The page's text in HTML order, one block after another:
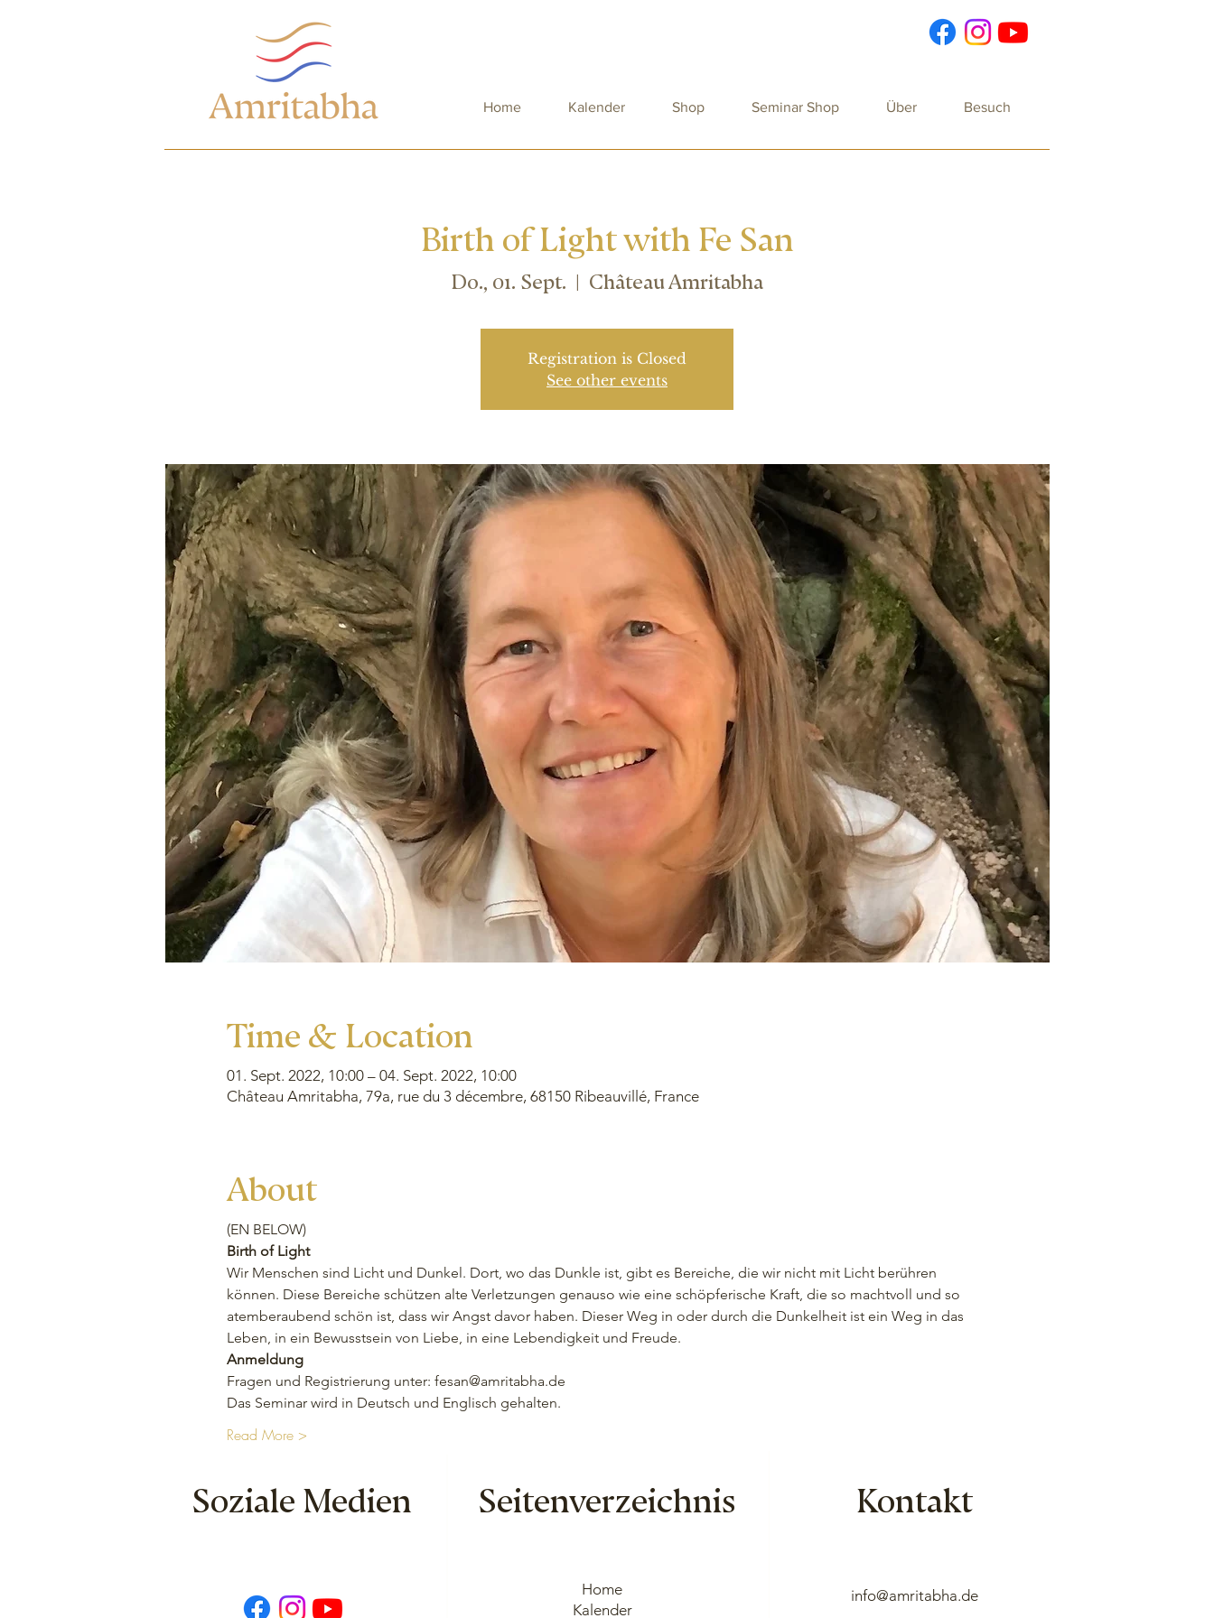
Home Kalender Shop Seminar Shop Über Besuch
Birth of Light with Fe San
Do., 01. Sept.
  |
Château Amritabha
Registration is Closed
See other events
Time & Location
01. Sept. 2022, 10:00 – 04. Sept. 2022, 10:00
Château Amritabha, 79a, rue du 3 décembre, 68150 Ribeauvillé, France
About
(EN BELOW)
Birth of Light
Wir Menschen sind Licht und Dunkel. Dort, wo das Dunkle ist, gibt es Bereiche, die wir nicht mit Licht berühren
können. Diese Bereiche schützen alte Verletzungen genauso wie eine schöpferische Kraft, die so machtvoll und so
atemberaubend schön ist, dass wir Angst davor haben. Dieser Weg in oder durch die Dunkelheit ist ein Weg in das
Leben, in ein Bewusstsein von Liebe, in eine Lebendigkeit und Freude.
Anmeldung
Fragen und Registrierung unter: fesan@amritabha.de
Das Seminar wird in Deutsch und Englisch gehalten.
Read More >
Seitenverzeichnis
Soziale Medien Kontakt
info@amritabha.de
Home
Kalender